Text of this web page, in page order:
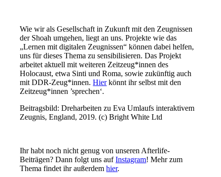
Wie wir als Gesellschaft in Zukunft mit den Zeugnissen
der Shoah umgehen, liegt an uns. Projekte wie das
„Lernen mit digitalen Zeugnissen“ können dabei helfen,
uns für dieses Thema zu sensibilisieren. Das Projekt
arbeitet aktuell mit weiteren Zeitzeug*innen des
Holocaust, etwa Sinti und Roma, sowie zukünftig auch
mit DDR-Zeug*innen.Hierkönnt ihr selbst mit den
Zeitzeug*innen ’sprechen‘.
Beitragsbild: Dreharbeiten zu Eva Umlaufs interaktivem
Zeugnis, England, 2019. (c) Bright White Ltd
Ihr habt noch nicht genug von unseren Afterlife-
Beiträgen? Dann folgt uns aufInstagram! Mehr zum
Thema findet ihr außerdemhier.